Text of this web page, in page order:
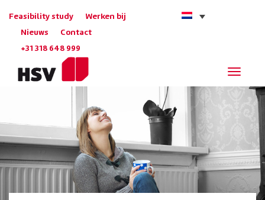
Feasibility study Werken bij
Nieuws Contact
+31 318 648 999